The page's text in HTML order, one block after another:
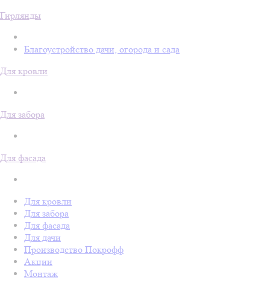
Гирлянды
Благоустройство дачи, огорода и сада
Для кровли
Для забора
Для фасада
Для кровли
Для забора
Для фасада
Для дачи
Производство Покрофф
Акции
Монтаж